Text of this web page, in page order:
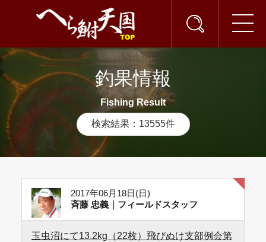
釣果情報
Fishing Result
検索結果：13555件
2017年06月18日(日)
斉藤 忠義｜フィールドスタッフ
玉虫沼にて13.2kg（22枚）飛びぬけ支部例会第